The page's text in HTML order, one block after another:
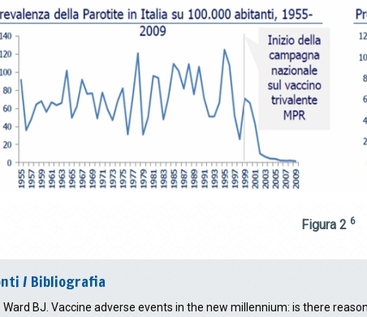
Figura 2 6
/ Bibliografia
Ward BJ. Vaccine adverse events in the new millennium: is there